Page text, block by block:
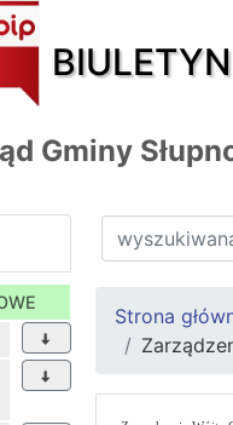
Gminy
Strona